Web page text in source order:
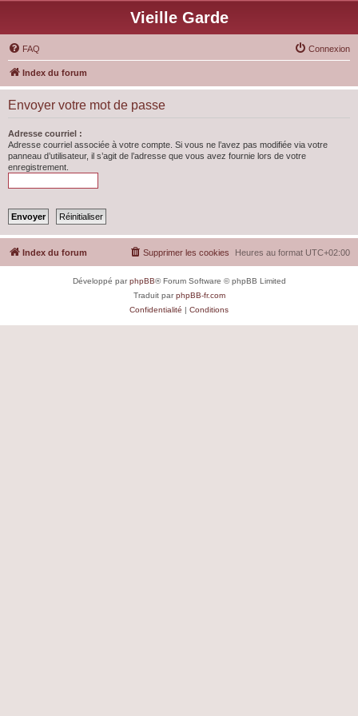
Vieille Garde
FAQ Connexion
Index du forum
Envoyer votre mot de passe
Adresse courriel :
Adresse courriel associée à votre compte. Si vous ne l’avez pas modifiée via votre
panneau d’utilisateur, il s’agit de l’adresse que vous avez fournie lors de votre
enregistrement.
Index du forum Heures au format UTC+02:00
Supprimer les cookies
Développé parphpBB® Forum Software © phpBB Limited
Traduit parphpBB-fr.com
Confidentialité | Conditions